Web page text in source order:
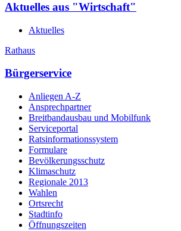
Aktuelles aus "Wirtschaft"
Aktuelles
Rathaus
Bürgerservice
Anliegen A-Z
Ansprechpartner
Breitbandausbau und Mobilfunk
Serviceportal
Ratsinformationssystem
Formulare
Bevölkerungsschutz
Klimaschutz
Regionale 2013
Wahlen
Ortsrecht
Stadtinfo
Öffnungszeiten